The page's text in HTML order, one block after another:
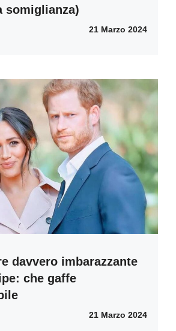
somiglianza)
21 Marzo 2024
davvero imbarazzante
che gaffe
21 Marzo 2024